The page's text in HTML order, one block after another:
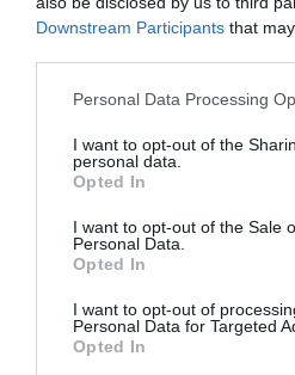
Downstream Participants that
Please note that this website/app
not limited to your visit or usage
grant or deny consent to Google
use your data for below specified
consent section.
Personal Data Processing
I want to opt-out of the
personal data.
Opted In
I want to opt-out of the Sale
Personal Data.
Opted In
I want to opt-out of
Personal Data for Targeted
Opted In
adatokat.Scarlett Howard,
Egyetem szakértője szerint
értelmezzük az
Az állat nézőpontját
helyeznünk, amikor a
vizsgáljuk, különben